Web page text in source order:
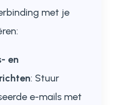
met je
en
: Stuur
e-mails met